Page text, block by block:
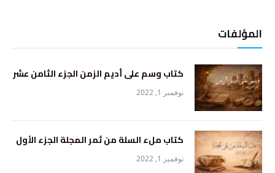
المؤلفات
كتاب وسم على أديم الزمن الجزء الثامن عشر
نوفمبر 1, 2022
كتاب ملء السلة من ثمر المجلة الجزء الأول
نوفمبر 1, 2022